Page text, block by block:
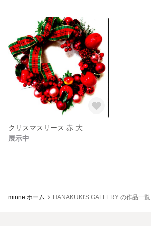
クリスマスリース 赤 大
展示中
minne ホーム HANAKUKI'S GALLERY の作品一覧